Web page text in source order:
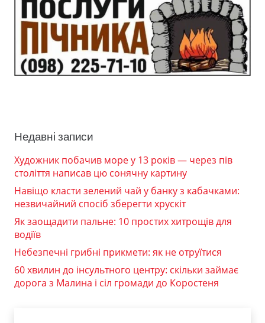
Недавні записи
Художник побачив море у 13 років — через пів
століття написав цю сонячну картину
Навіщо класти зелений чай у банку з кабачками:
незвичайний спосіб зберегти хрускіт
Як заощадити пальне: 10 простих хитрощів для
водіїв
Небезпечні грибні прикмети: як не отруїтися
60 хвилин до інсультного центру: скільки займає
дорога з Малина і сіл громади до Коростеня